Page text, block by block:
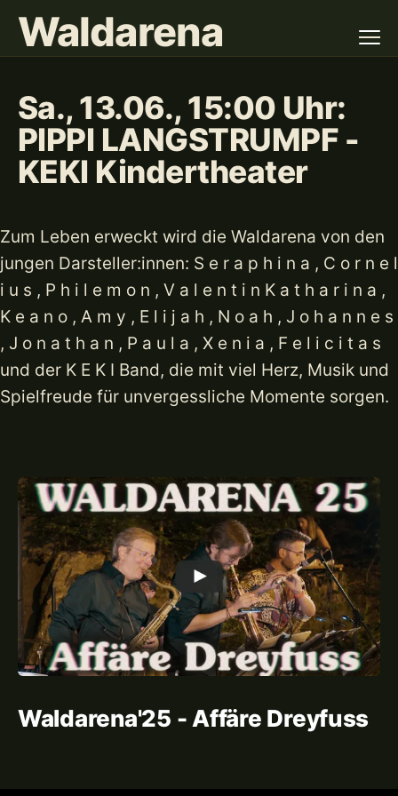
Waldarena
Sa., 13.06., 15:00 Uhr:
PIPPI LANGSTRUMPF -
KEKI Kindertheater
Zum Leben erweckt wird die Waldarena von den
jungen Darsteller:innen: S e r a p h i n a , C o r n e l
i u s , P h i l e m o n , V a l e n t i n K a t h a r i n a ,
K e a n o , A m y , E l i j a h , N o a h , J o h a n n e s
, J o n a t h a n , P a u l a , X e n i a , F e l i c i t a s
und der K E K I Band, die mit viel Herz, Musik und
Spielfreude für unvergessliche Momente sorgen.
Waldarena'25 - Affäre Dreyfuss